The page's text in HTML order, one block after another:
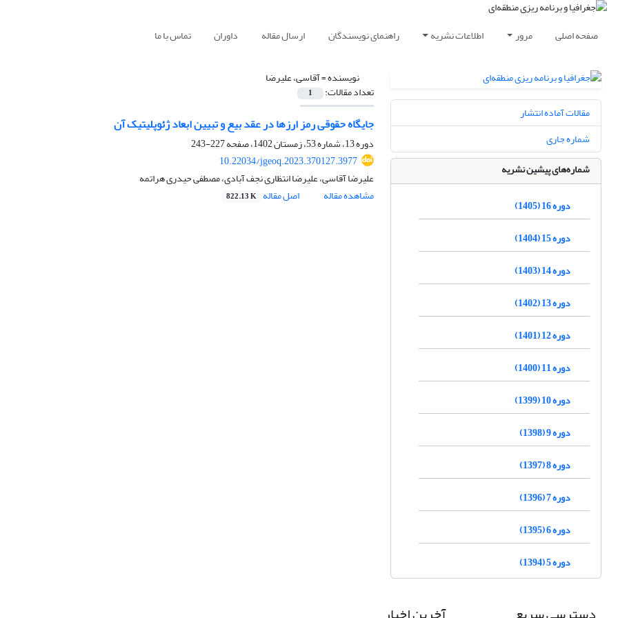
صفحه اصلی مرور اطلاعات نشریه راهنمای نویسندگان ارسال مقاله داوران تماس با ما
نویسنده =آقاسی، علیرضا
تعداد مقالات: 1
جایگاه حقوقی رمز ارزها در عقد بیع و تبیین ابعاد ژئوپلیتیک آن
دوره 13، شماره 53، زمستان 1402، صفحه
227-243
10.22034/jgeoq.2023.370127.3977
علیرضا آقاسی، علیرضا انتظاری نجف آبادی، مصطفی حیدری هراتمه
مشاهده مقاله
اصل مقاله 822.13 K
مقالات آماده انتشار
شماره جاری
شماره‌های پیشین نشریه
دوره 16 (1405)
دوره 15 (1404)
دوره 14 (1403)
دوره 13 (1402)
دوره 12 (1401)
دوره 11 (1400)
دوره 10 (1399)
دوره 9 (1398)
دوره 8 (1397)
دوره 7 (1396)
دوره 6 (1395)
دوره 5 (1394)